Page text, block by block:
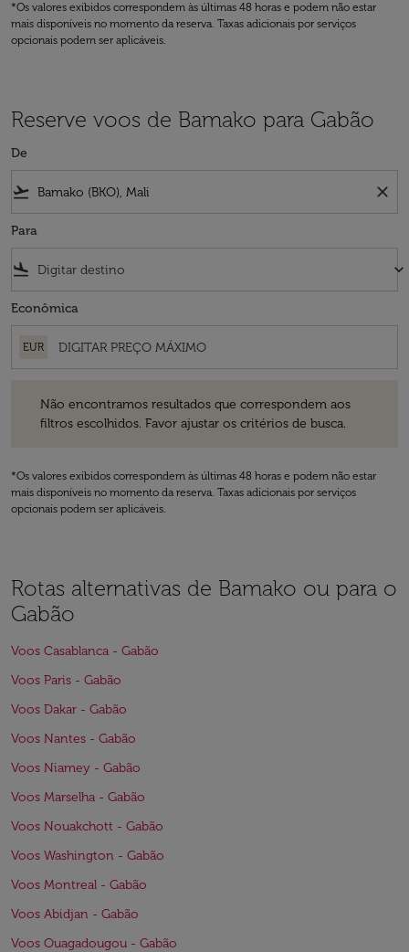
*Os valores exibidos correspondem às últimas 48 horas e podem não estar
mais disponíveis no momento da reserva. Taxas adicionais por serviços
opcionais podem ser aplicáveis.
Reserve voos de Bamako para Gabão
De
flight_takeoff close
Para
flight_land keyboard_arrow_down
Econômica
EUR
Não encontramos resultados que correspondem aos
filtros escolhidos. Favor ajustar os critérios de busca.
*Os valores exibidos correspondem às últimas 48 horas e podem não estar
mais disponíveis no momento da reserva. Taxas adicionais por serviços
opcionais podem ser aplicáveis.
Rotas alternativas de Bamako ou para o
Gabão
Voos Casablanca - Gabão
Voos Paris - Gabão
Voos Dakar - Gabão
Voos Nantes - Gabão
Voos Niamey - Gabão
Voos Marselha - Gabão
Voos Nouakchott - Gabão
Voos Washington - Gabão
Voos Montreal - Gabão
Voos Abidjan - Gabão
Voos Ouagadougou - Gabão